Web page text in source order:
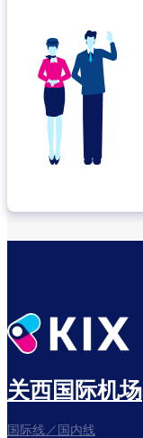
关西国际机场
国际线／国内线